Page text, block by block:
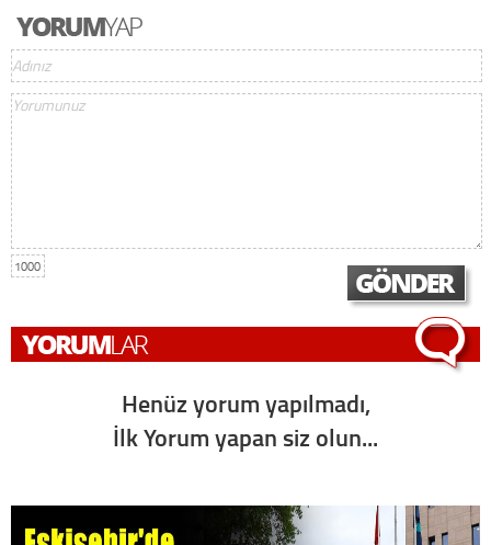
1000
Henüz yorum yapılmadı,
İlk Yorum yapan siz olun...